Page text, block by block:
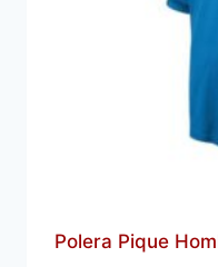
Polera Pique